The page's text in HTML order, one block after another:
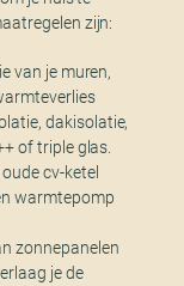
zijn:
van je muren,
dakisolatie,
of triple glas.
cv-ketel
warmtepomp
zonnepanelen
je de